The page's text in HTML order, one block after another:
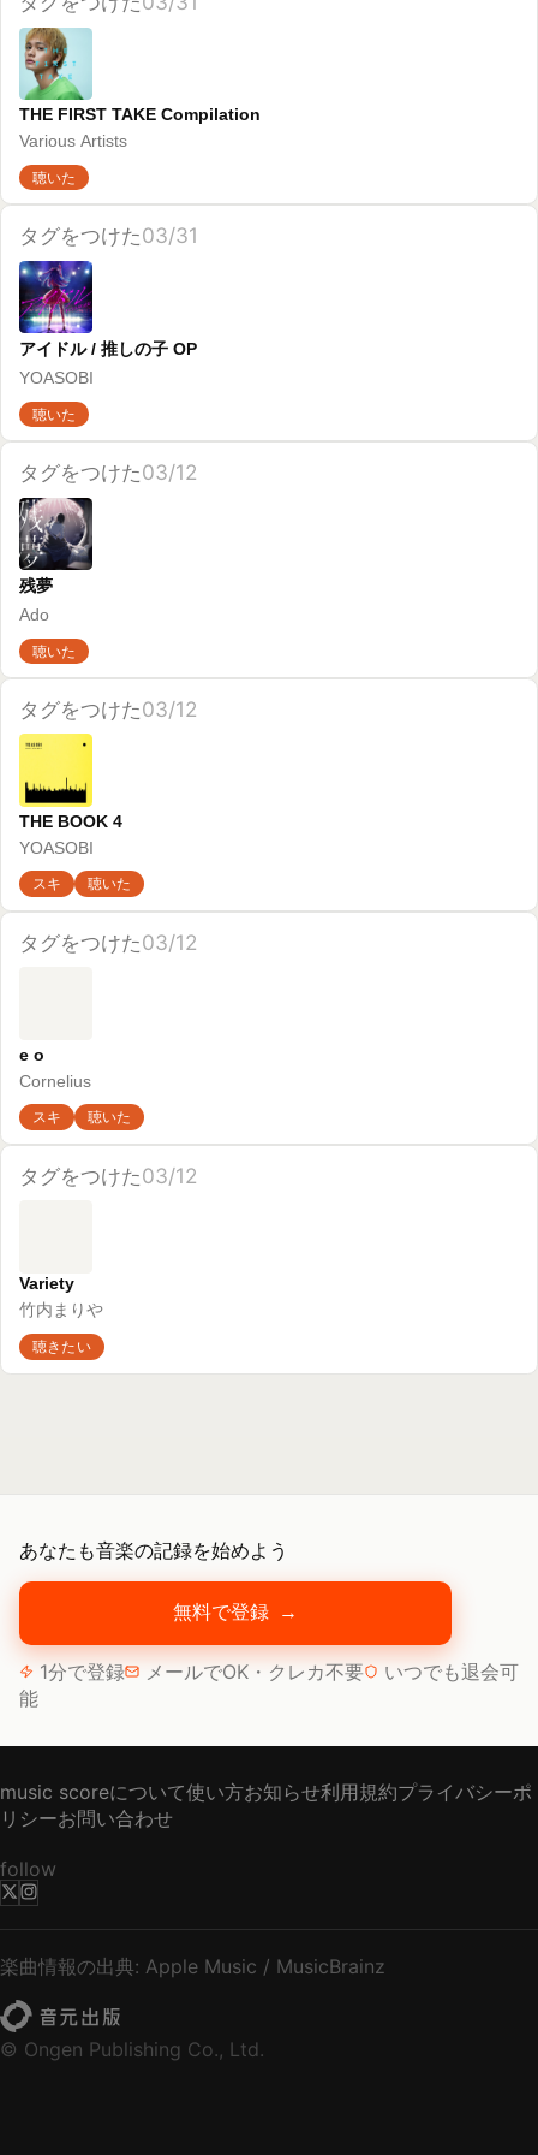
残夢
聴いた
THE BOOK 4
YOASOBI
スキ 聴いた
タグをつけた
e o
Cornelius
スキ
タグをつけた
Variety
竹内まりや
聴きたい
あなたも音楽の記録を始めよう
無料で登録 →
1分で登録 メールでOK・クレカ不要
いつでも退会可
能
music scoreについて使い方お知らせ利用規約プライバシーポ
リシーお問い合わせ
follow
楽曲情報の出典: Apple Music / MusicBrainz
© Ongen Publishing Co., Ltd.